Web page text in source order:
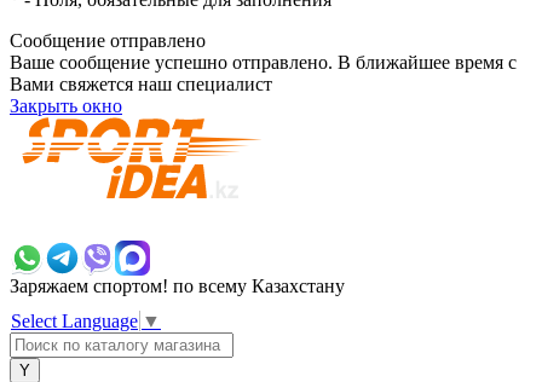
Сообщение отправлено
Ваше сообщение успешно отправлено. В ближайшее время с
Вами свяжется наш специалист
Закрыть окно
Заряжаем спортом! по всему Казахстану
Select Language ▼